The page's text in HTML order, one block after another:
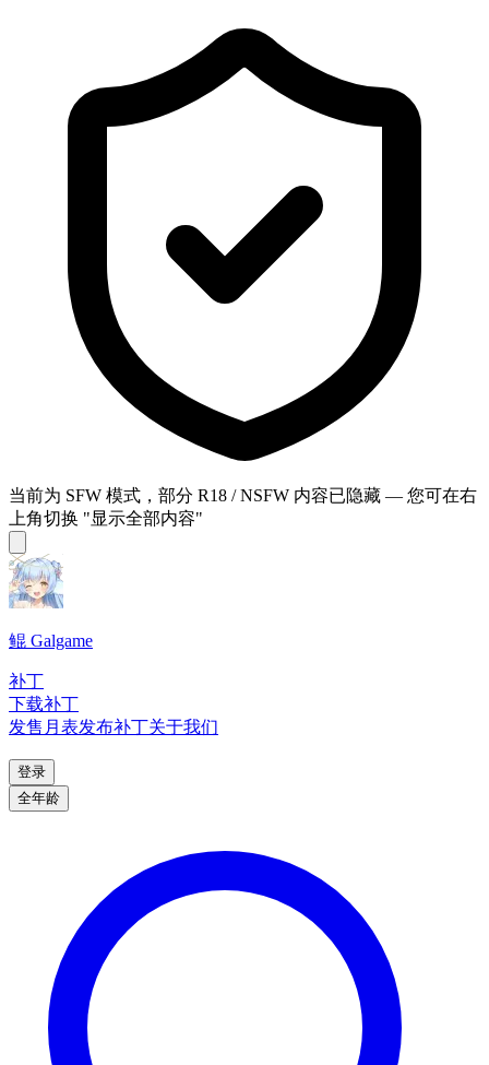
当前为 SFW 模式，部分 R18 / NSFW 内容已隐藏 — 您可在右
上角切换 "显示全部内容"
鲲 Galgame
补丁
下载补丁
发售月表发布补丁关于我们
登录
全年龄